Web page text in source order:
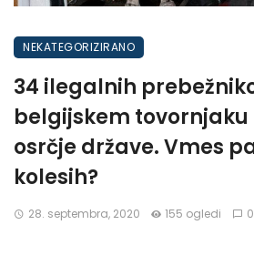
NEKATEGORIZIRANO
34 ilegalnih
belgijskem
osrčje države. Vmes
kolesih?
28. septembra, 2020 155 ogledi 0